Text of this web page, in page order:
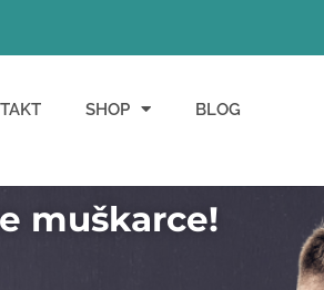
SHOP BLOG
muškarce!